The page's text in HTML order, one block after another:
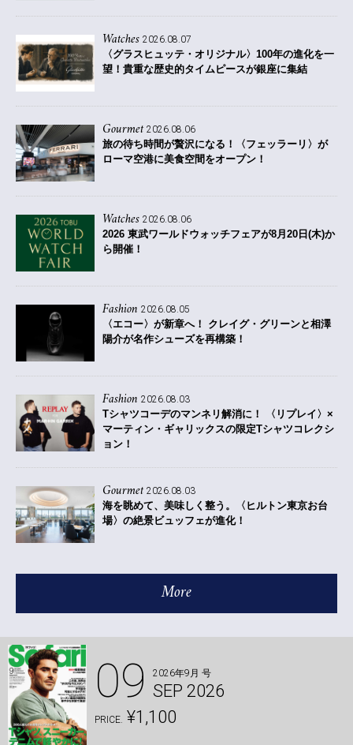
Watches 2026.08.07
〈グラスヒュッテ・オリジナル〉100年の進化を一
望！貴重な歴史的タイムピースが銀座に集結
Gourmet 2026.08.06
旅の待ち時間が贅沢になる！〈フェッラーリ〉が
ローマ空港に美食空間をオープン！
Watches 2026.08.06
2026 東武ワールドウォッチフェアが8月20日(木)か
ら開催！
Fashion 2026.08.05
〈エコー〉が新章へ！ クレイグ・グリーンと相澤
陽介が名作シューズを再構築！
Fashion 2026.08.03
Tシャツコーデのマンネリ解消に！ 〈リプレイ〉×
マーティン・ギャリックスの限定Tシャツコレクシ
ョン！
Gourmet 2026.08.03
海を眺めて、美味しく整う。〈ヒルトン東京お台
場〉の絶景ビュッフェが進化！
More
09 2026年9月 号
SEP 2026
PRICE. ¥1,100